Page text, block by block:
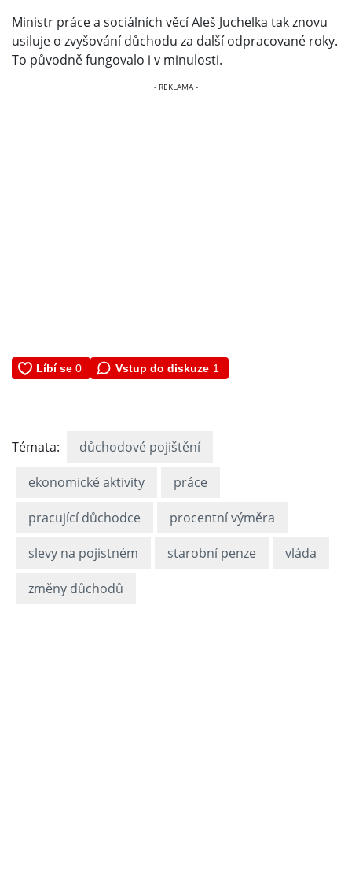
Ministr práce a sociálních věcí Aleš Juchelka tak znovu
usiluje o zvyšování důchodu za další odpracované roky.
To původně fungovalo i v minulosti.
Vstup do diskuze 1
Témata: důchodové pojištění
ekonomické aktivity práce
pracující důchodce procentní výměra
slevy na pojistném starobní penze vláda
změny důchodů